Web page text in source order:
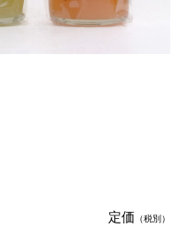
定価 （税別）